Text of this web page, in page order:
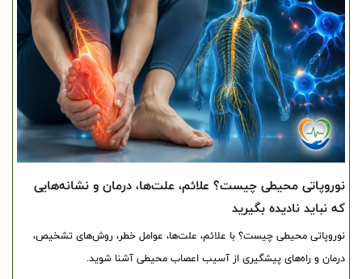
نوروپاتی محیطی چیست؟ علائم، علت‌ها، درمان و نشانه‌هایی
که نباید نادیده بگیرید
نوروپاتی محیطی چیست؟ با علائم، علت‌ها، عوامل خطر، روش‌های تشخیص،
درمان و راه‌های پیشگیری از آسیب اعصاب محیطی آشنا شوید.